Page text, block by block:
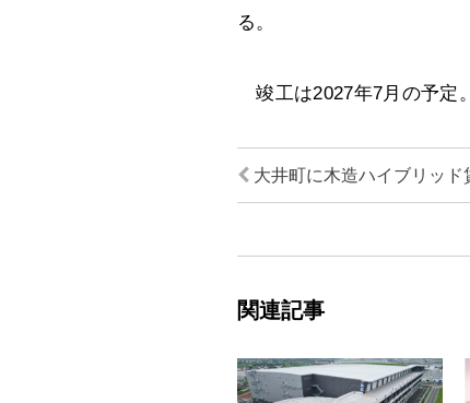
る。
竣工は2027年7月の予定。
大井町に木造ハイブリッド
関連記事